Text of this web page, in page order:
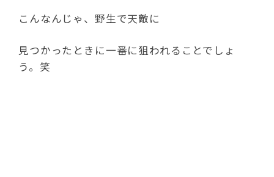
こんなんじゃ、野生で天敵に
見つかったときに一番に狙われることでしょ
う。笑